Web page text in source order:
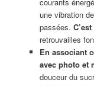
courants
une vibration
passées.
retrouvailles
En associant
avec photo et
douceur du